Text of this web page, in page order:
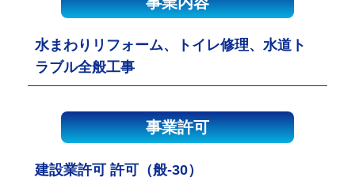
水まわりリフォーム、トイレ修理、水道ト
ラブル全般工事
事業許可
建設業許可 許可（般-30）